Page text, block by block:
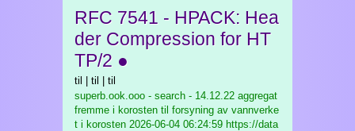
RFC 7541 - HPACK: Hea
der Compression for HT
TP/2 ●
til | til | til
superb.ook.ooo - search - 14.12.22 aggregat
fremme i korosten til forsyning av vannverke
t i korosten 2026-06-04 06:24:59 https://data